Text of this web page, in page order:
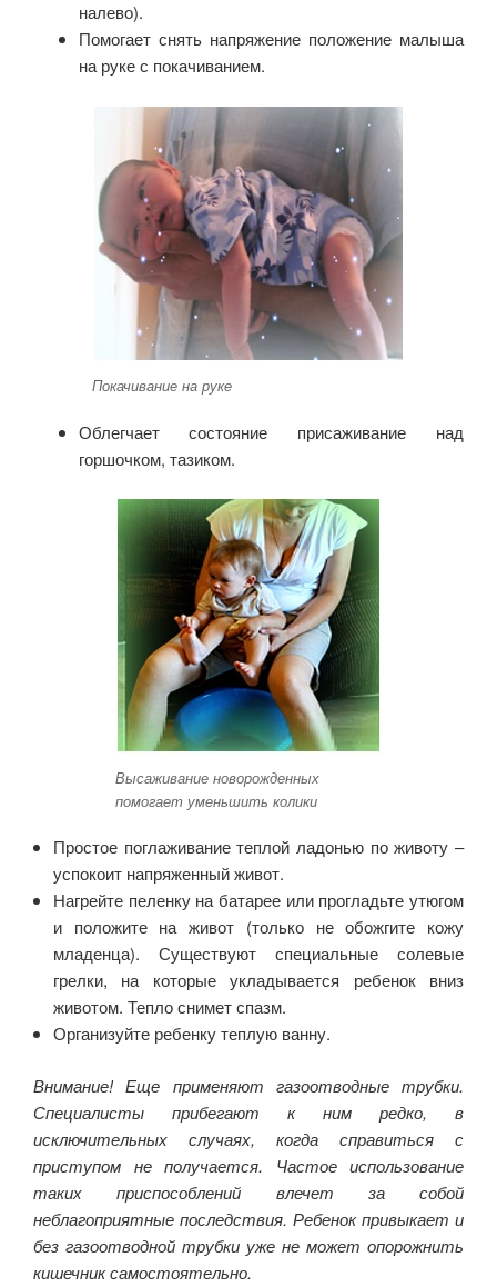
налево).
Помогает снять напряжение положение малыша
на руке с покачиванием.
Покачивание на руке
Облегчает состояние присаживание над
горшочком, тазиком.
Высаживание новорожденных
помогает уменьшить колики
Простое поглаживание теплой ладонью по животу –
успокоит напряженный живот.
Нагрейте пеленку на батарее или прогладьте утюгом
и положите на живот (только не обожгите кожу
младенца). Существуют специальные солевые
грелки, на которые укладывается ребенок вниз
животом. Тепло снимет спазм.
Организуйте ребенку теплую ванну.
Внимание! Еще применяют газоотводные трубки.
Специалисты прибегают к ним редко, в
исключительных случаях, когда справиться с
приступом не получается. Частое использование
таких приспособлений влечет за собой
неблагоприятные последствия. Ребенок привыкает и
без газоотводной трубки уже не может опорожнить
кишечник самостоятельно.